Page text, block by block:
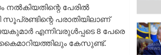
പേരിൽ
പരാതിയിലാണ്
എന്നിവരുൾപ്പടെ 8 പേരെ
കേസുണ്ട്.